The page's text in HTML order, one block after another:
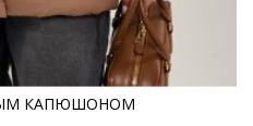
КАПЮШОНОМ